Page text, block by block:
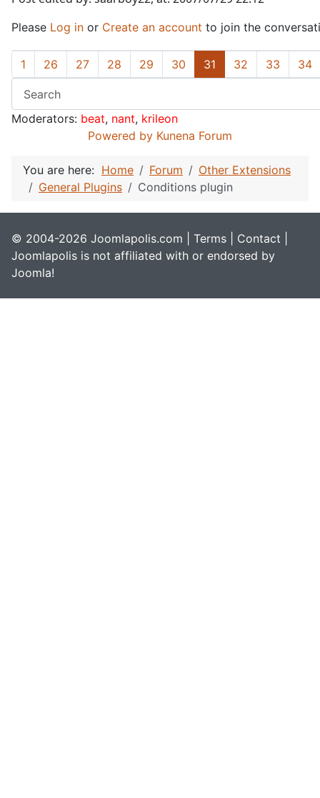
Please Log in or Create an account to join the
1 26 27 28 29 30 31 32 33 34
Moderators: beat, nant, krileon
Powered by Kunena Forum
You are here: Home Forum
Other Extensions
General Plugins
Conditions plugin
© 2004-2026 Joomlapolis.com | Terms Contact
Joomlapolis is not affiliated with or endorsed by
Joomla!